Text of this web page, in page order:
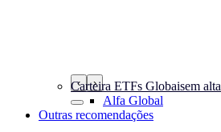
‹ ›
Carteira ETFs Globaisem alta
Alfa Global
Outras recomendações